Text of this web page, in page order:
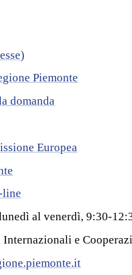
Piemonte
domanda
Europea
line
al venerdì, 9:30-
e